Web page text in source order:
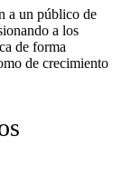
a un público de
a los
de forma
de crecimiento